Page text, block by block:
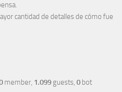
cantidad de detalles de cómo fue
member, 1.099 guests, 0 bot